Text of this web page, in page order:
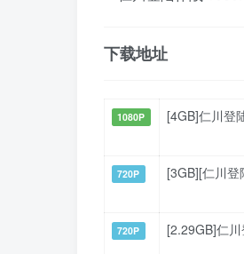
下载地址
1080P [4GB]仁川登
720P [3GB][仁川
720P [2.29GB]仁